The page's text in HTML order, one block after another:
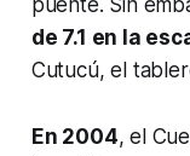
puente. Sin
de 7.1 en la
Cutucú, el
En 2004, el